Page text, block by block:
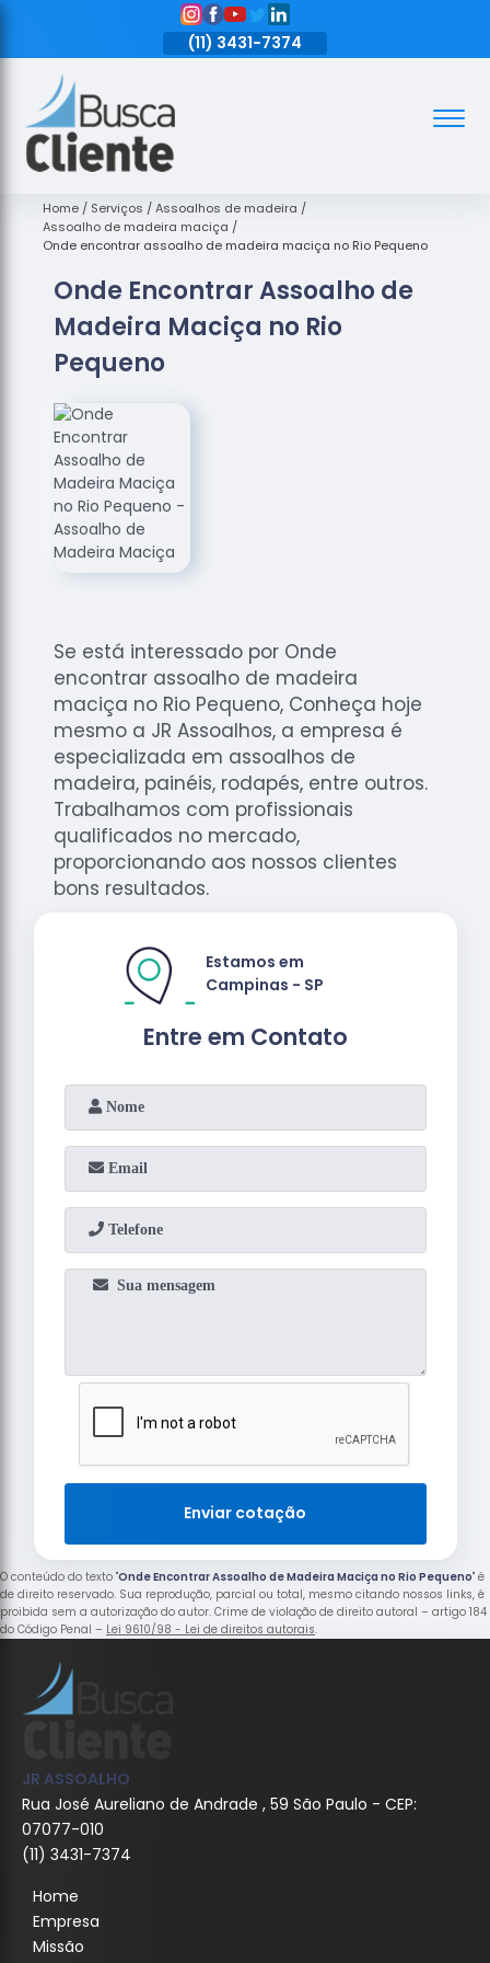
(11) 3431-7374
Assoalhos
de Madeira
Decks de
Empresas
de
de Madeira
Loja de
Assoalhos
Raspagem
de
Assoalhos
Raspagem
de Tacos
de
Madeiras
Raspagens
de Pisos
Tacos de
Madeiras
Home Serviços
Assoalhos de madeira
Assoalho de madeira maciça
Onde encontrar assoalho de madeira maciça no Rio Pequeno
Onde Encontrar Assoalho de
Madeira Maciça no Rio
Pequeno
Se está interessado por Onde
encontrar assoalho de madeira
maciça no Rio Pequeno, Conheça hoje
mesmo a JR Assoalhos, a empresa é
especializada em assoalhos de
madeira, painéis, rodapés, entre outros.
Trabalhamos com profissionais
qualificados no mercado,
proporcionando aos nossos clientes
bons resultados.
Entre em Contato
Estamos em
Campinas - SP
Enviar cotação
O conteúdo do texto "Onde Encontrar Assoalho de Madeira Maciça no Rio Pequeno" é
de direito reservado. Sua reprodução, parcial ou total, mesmo citando nossos links, é
proibida sem a autorização do autor. Crime de violação de direito autoral – artigo 184
do Código Penal – Lei 9610/98 - Lei de direitos autorais.
JR ASSOALHO
Rua José Aureliano de Andrade , 59 São Paulo - CEP:
07077-010
(11) 3431-7374
Home
Empresa
Missão